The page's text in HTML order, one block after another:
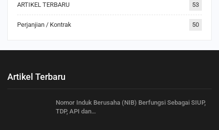
ARTIKEL TERBARU 53
Perjanjian / Kontrak 50
Artikel Terbaru
Nomor Induk Berusaha (NIB) Berfungsi Sebagai SIUP,
TDP, API dan…